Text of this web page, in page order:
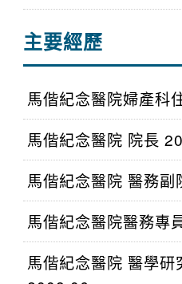
主要經歷
馬偕紀念醫院婦產科
馬偕紀念醫院 院長
馬偕紀念醫院 醫務
馬偕紀念醫院醫務專
馬偕紀念醫院 醫學